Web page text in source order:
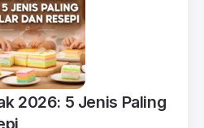
2026: 5 Jenis Paling